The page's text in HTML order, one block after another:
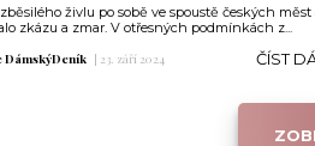
živlu po sobě ve spoustě českých měst
zkázu a zmar. V otřesných podmínkách z...
DámskýDeník | 23. září 2024 ČÍST